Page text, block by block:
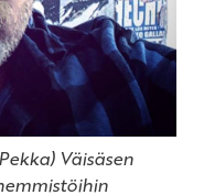
Väisäsen